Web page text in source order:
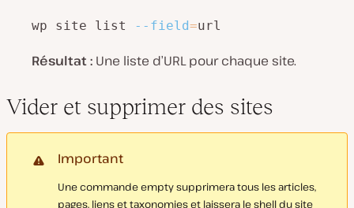
wp site list --field=url
Résultat : Une liste d’URL pour chaque site.
Vider et supprimer des sites
Important
Une commande empty supprimera tous les articles,
pages, liens et taxonomies et laissera le shell du site